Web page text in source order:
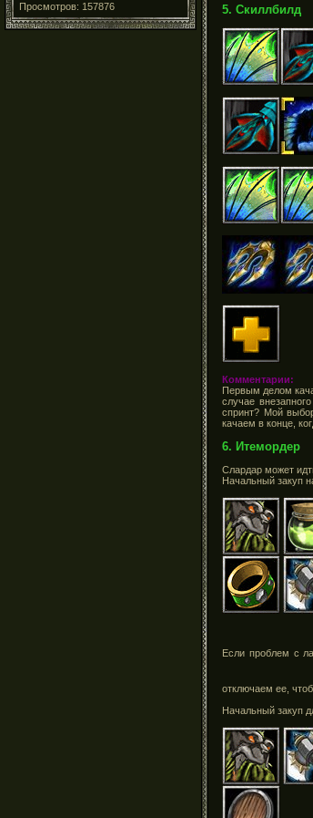
Просмотров: 157876
5. Скиллбилд
Комментарии:
Первым делом
случае
спринт? Мой
качаем в конце,
6. Итемордер
Слардар может
Начальный закуп
Если проблем с
отключаем ее,
Начальный закуп